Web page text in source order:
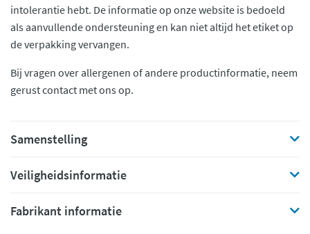
intolerantie hebt. De informatie op onze website is bedoeld
als aanvullende ondersteuning en kan niet altijd het etiket op
de verpakking vervangen.
Bij vragen over allergenen of andere productinformatie, neem
gerust contact met ons op.
Samenstelling
Veiligheidsinformatie
Fabrikant informatie